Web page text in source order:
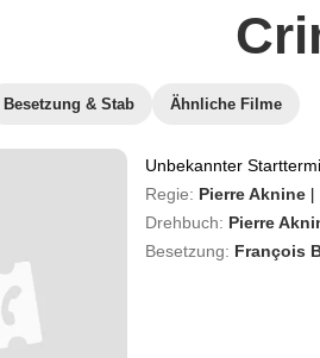
Besetzung & Stab Ähnliche Filme
Unbekannter
Regie: Pierre Aknine
Drehbuch: Pierre
Besetzung: François